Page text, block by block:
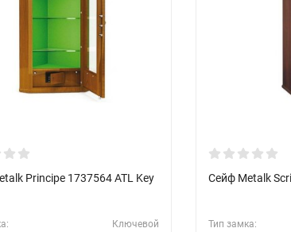
Principe 1737564 ATL Key
Ключевой
Сейф Metalk
Тип замка: